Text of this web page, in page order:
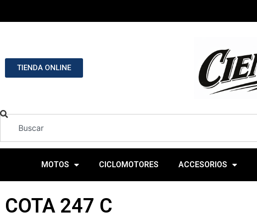
TIENDA ONLINE
MOTOS CICLOMOTORES ACCESORIOS
COTA 247 C